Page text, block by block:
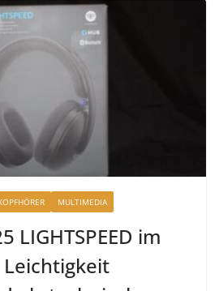
MULTIMEDIA
LIGHTSPEED im
Leichtigkeit